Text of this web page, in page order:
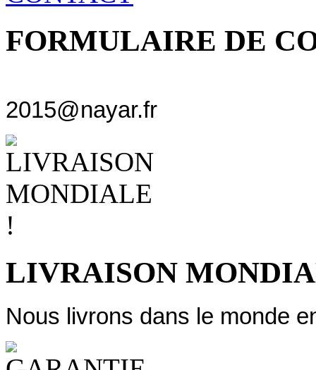
FORMULAIRE DE
2015@nayar.fr
LIVRAISON
Nous livrons dans le monde